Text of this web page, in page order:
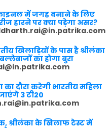
में जगह बनाने के लिए
हारने पर क्या पड़ेगा असर?
खिलाड़ियों के पास है श्रीलंका
का होगा बुरा
का दौरा करेगी भारतीय महिला
3 टी20
श्रीलंका के खिलाफ टेस्ट में